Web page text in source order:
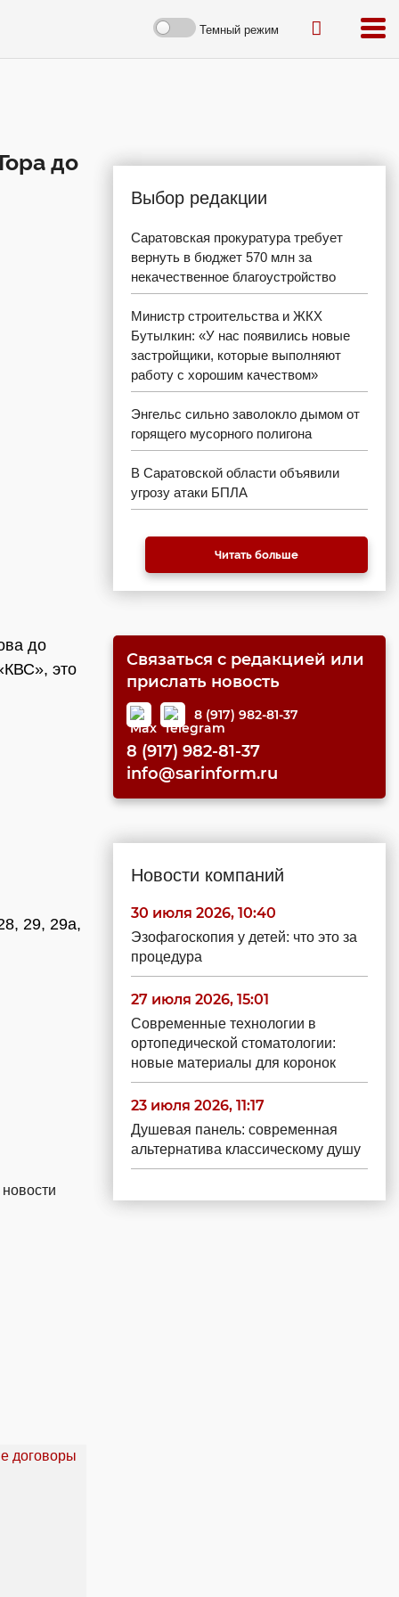
Темный режим
до
до
это
29, 29а,
Выбор редакции
Саратовская прокуратура требует
вернуть в бюджет 570 млн за
некачественное благоустройство
Министр строительства и ЖКХ
Бутылкин: «У нас появились новые
застройщики, которые выполняют
работу с хорошим качеством»
Энгельс сильно заволокло дымом от
горящего мусорного полигона
В Саратовской области объявили
угрозу атаки БПЛА
Читать больше
Связаться с редакцией или
прислать новость
8 (917) 982-81-37
8 (917) 982-81-37
info@sarinform.ru
Новости компаний
30 июля 2026, 10:40
Эзофагоскопия у детей: что это за
процедура
27 июля 2026, 15:01
Современные технологии в
ортопедической стоматологии:
новые материалы для коронок
23 июля 2026, 11:17
Душевая панель: современная
альтернатива классическому душу